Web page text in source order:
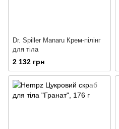
Dr. Spiller Manaru Крем-пілінг
для тіла
2 132 грн